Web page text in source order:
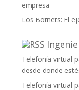
empresa
Los Botnets: El
Telefonía virtual
desde donde
Telefonía virtual